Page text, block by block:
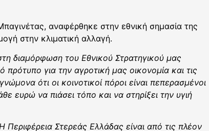
αναφέρθηκε στην εθνική σημασία της
στην κλιματική αλλαγή.
διαμόρφωση του Εθνικού Στρατηγικού μας
πρότυπο για την αγροτική μας οικονομία και τις
ότι οι κοινοτικοί πόροι είναι πεπερασμένοι
ευρώ να πιάσει τόπο και να στηρίξει την υγιή
Περιφέρεια Στερεάς Ελλάδας είναι από τις πλέον